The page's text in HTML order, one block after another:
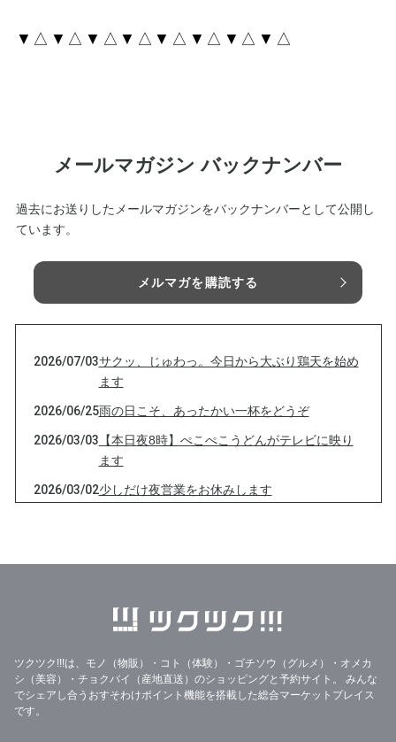
▼△▼△▼△▼△▼△▼△▼△▼△
メールマガジン バックナンバー
過去にお送りしたメールマガジンをバックナンバーとして公開し
ています。
メルマガを購読する
2026/07/03サクッ、じゅわっ。今日から大ぶり鶏天を始め
ます
2026/06/25雨の日こそ、あったかい一杯をどうぞ
2026/03/03 【本日夜8時】ぺこぺこうどんがテレビに映り
ます
2026/03/02少しだけ夜営業をお休みします
全力営業します！
しうどん 、ご予約の【最終日】！
2025/08/12 8月の臨時休業日のお知らせです📣🌟
2025/06/26 📢【命で育てたとうもろこし、今年も始まりま
ツクツク!!!は、モノ（物販）・コト（体験）・ゴチソウ（グルメ）・オメカ
シ（美容）・チョクバイ（産地直送）のショッピングと予約サイト。
みんな
でシェアし合うおすそわけポイント機能を搭載した総合マーケットプレイス
です。